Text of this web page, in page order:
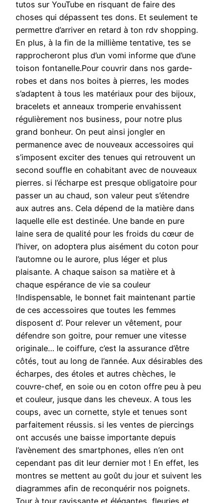
tutos sur YouTube en risquant de faire des
choses qui dépassent tes dons. Et seulement te
permettre d’arriver en retard à ton rdv shopping.
En plus, à la fin de la millième tentative, tes se
rapprocheront plus d’un vomi informe que d’une
toison fontanelle.Pour couvrir dans nos garde-
robes et dans nos boites à pierres, les modes
s’adaptent à tous les matériaux pour des bijoux,
bracelets et anneaux tromperie envahissent
régulièrement nos business, pour notre plus
grand bonheur. On peut ainsi jongler en
permanence avec de nouveaux accessoires qui
s’imposent exciter des tenues qui retrouvent un
second souffle en cohabitant avec de nouveaux
pierres. si l’écharpe est presque obligatoire pour
passer un au chaud, son valeur peut s’étendre
aux autres ans. Cela dépend de la matière dans
laquelle elle est destinée. Une bande en pure
laine sera de qualité pour les froids du cœur de
l’hiver, on adoptera plus aisément du coton pour
l’automne ou le aurore, plus léger et plus
plaisante. A chaque saison sa matière et à
chaque espérance de vie sa couleur
!Indispensable, le bonnet fait maintenant partie
de ces accessoires que toutes les femmes
disposent d’. Pour relever un vêtement, pour
défendre son goitre, pour remuer une vitesse
originale… le coiffure, c’est la assurance d’être
côtés, tout au long de l’année. Aux désirables des
écharpes, des étoles et autres chèches, le
couvre-chef, en soie ou en coton offre peu à peu
et couleur, jusque dans les cheveux. A tous les
coups, avec un cornette, style et tenues sont
parfaitement réussis. si les ventes de piercings
ont accusés une baisse importante depuis
l’avènement des smartphones, elles n’en ont
cependant pas dit leur dernier mot ! En effet, les
montres se mettent au goût du jour et suivent les
diagrammes afin de reconquérir nos poignets.